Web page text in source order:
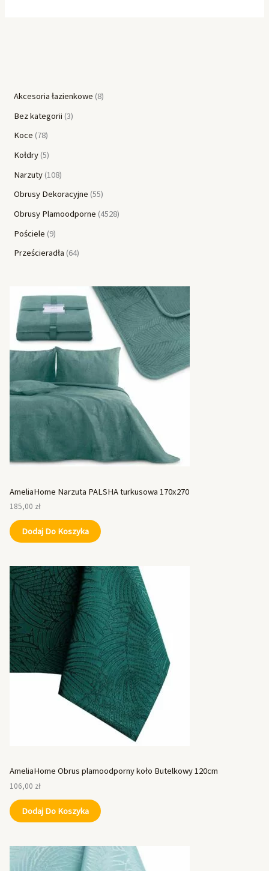
Akcesoria łazienkowe 8
Bez kategorii 3
Koce 78
Kołdry 5
Narzuty 108
Obrusy Dekoracyjne 55
Obrusy Plamoodporne 4528
Pościele 9
Prześcieradła 64
AmeliaHome Narzuta PALSHA turkusowa 170x270
185,00 zł
Dodaj Do Koszyka
AmeliaHome Obrus plamoodporny koło Butelkowy 120cm
106,00 zł
Dodaj Do Koszyka